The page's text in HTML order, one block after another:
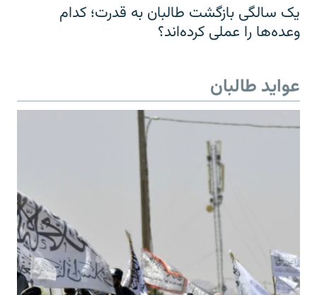
یک سالگی بازگشت طالبان به قدرت؛ کدام
وعده‌ها را عملی کرده‌اند؟
عواید طالبان